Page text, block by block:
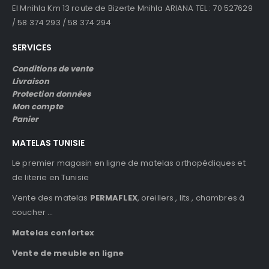
El Mnihla Km 13 route de Bizerte Mnihla ARIANA TEL : 70 527629
/ 58 374 293 / 58 374 294
SERVICES
Conditions de vente
Livraison
Protection données
Mon compte
Panier
MATELAS TUNISIE
Le premier magasin en ligne de matelas orthopédiques et
de literie en Tunisie
Vente des matelas PERMAFLEX, oreillers , lits , chambres à
coucher …
Matelas confortex
Vente de meuble en ligne